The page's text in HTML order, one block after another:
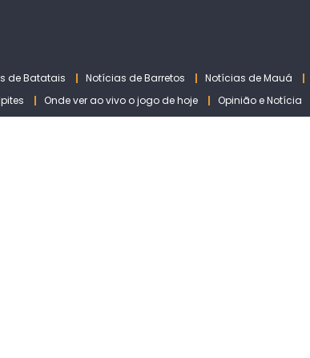
de Batatais Notícias de Barretos Notícias de Mauá
Onde ver ao vivo o jogo de hoje Opinião e Notícia